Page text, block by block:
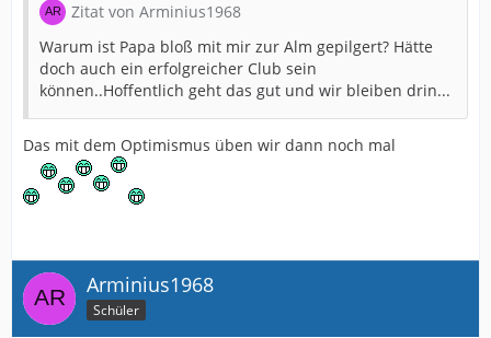
Zitat von Arminius1968
Warum ist Papa bloß mit mir zur Alm gepilgert? Hätte
doch auch ein erfolgreicher Club sein
können..Hoffentlich geht das gut und wir bleiben drin...
Das mit dem Optimismus üben wir dann noch mal
Arminius1968
Schüler